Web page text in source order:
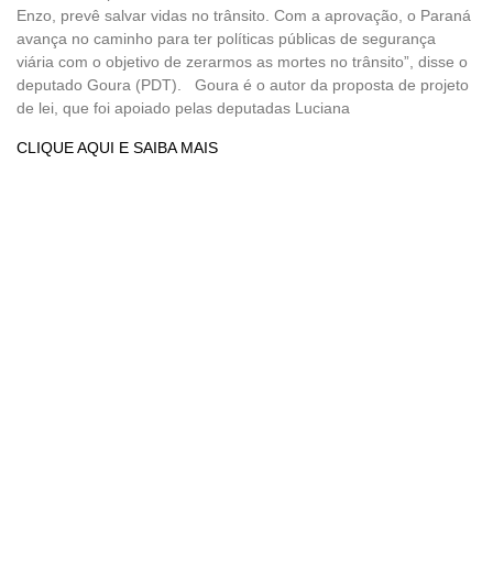
Enzo, prevê salvar vidas no trânsito. Com a aprovação, o Paraná
avança no caminho para ter políticas públicas de segurança
viária com o objetivo de zerarmos as mortes no trânsito”, disse o
deputado Goura (PDT). Goura é o autor da proposta de projeto
de lei, que foi apoiado pelas deputadas Luciana
CLIQUE AQUI E SAIBA MAIS